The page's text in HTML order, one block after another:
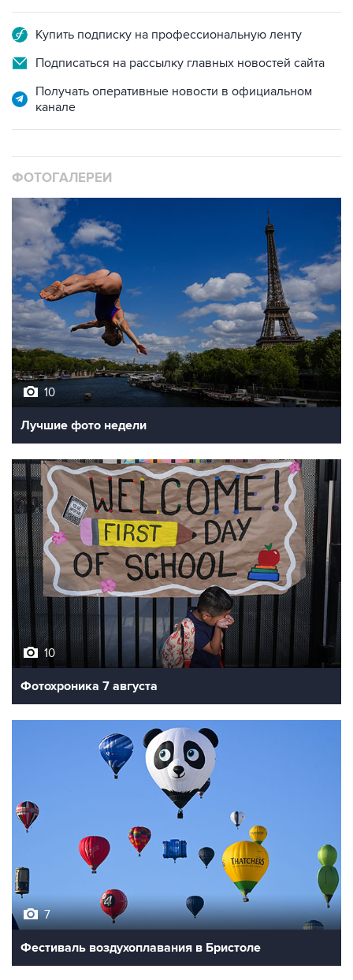
Купить подписку на профессиональную ленту
Подписаться на рассылку главных новостей сайта
Получать оперативные новости в официальном
канале
ФОТОГАЛЕРЕИ
10
Лучшие фото недели
10
Фотохроника 7 августа
7
Фестиваль воздухоплавания в Бристоле